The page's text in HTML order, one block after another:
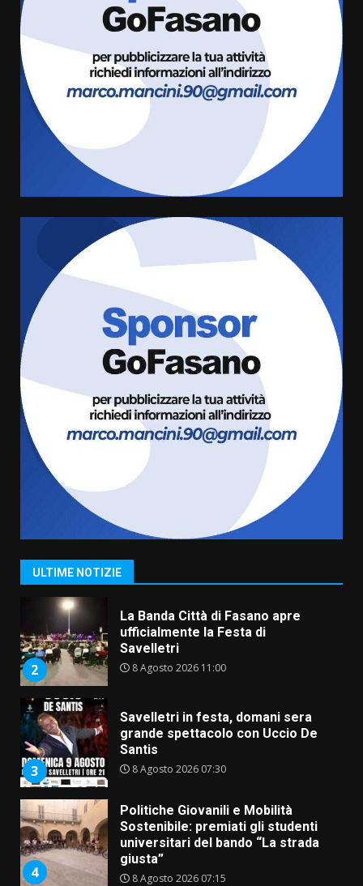
ULTIME NOTIZIE
Savelletri in festa, domani sera
grande spettacolo con Uccio De
8 Agosto 2026 07:30
Politiche Giovanili e Mobilità
Sostenibile: premiati gli studenti
universitari del bando “La strada
giusta”
Rivoluzione”: nuovo
appuntamento con “Fasano in
Banda”
7 Agosto 2026 06:05
US Fasano, Scianaro: “Profonda
amarezza per esclusione dal
campionato di calcio”
7 Agosto 2026 06:00
Fasanese ferito a colpi di arma
da fuoco
6 Agosto 2026 18:13
1
Serie D, l’Us Fasano non molla e
conferma di voler ricorrere per
2
La Banda Città di Fasano apre
ufficialmente la Festa di
Savelletri
8 Agosto 2026 11:00
3
Savelletri in festa, domani sera
grande spettacolo con Uccio De
Santis
8 Agosto 2026 07:30
4
Politiche Giovanili e Mobilità
Sostenibile: premiati gli studenti
universitari del bando “La strada
giusta”
8 Agosto 2026 07:15